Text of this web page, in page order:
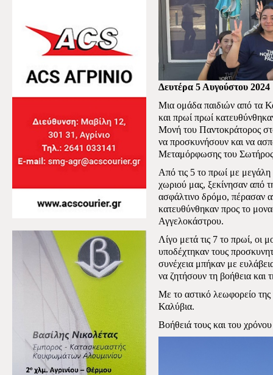
Δευτέρα 5 Αυγούστου 2024
Μια ομάδα παιδιών από τα
και πρωί πρωί
Μονή του Παντοκράτορος
να προσκυνήσουν και να
Μεταμόρφωσης του
Από τις 5 το πρωί με
χωριού μας, ξεκίνησαν από
ασφάλτινο δρόμο, πέρασαν
κατευθύνθηκαν προς το
Αγγελοκάστρου.
Λίγο μετά τις 7 το πρωί, οι
υποδέχτηκαν τους
συνέχεια μπήκαν με
να ζητήσουν τη βοήθεια και
Με το αστικό λεωφορείο
Καλύβια.
Βοήθειά τους και του